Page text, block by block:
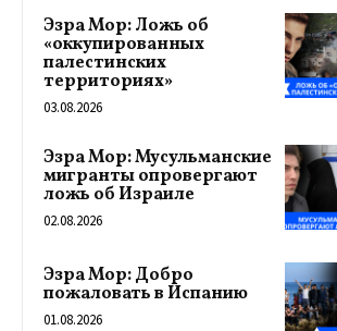
Эзра Мор: Ложь об
«оккупированных
палестинских
территориях»
03.08.2026
Эзра Мор: Мусульманские
мигранты опровергают
ложь об Израиле
02.08.2026
Эзра Мор: Добро
пожаловать в Испанию
01.08.2026